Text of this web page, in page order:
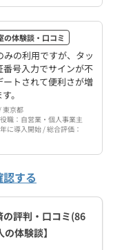
体験談・口コミ
の利用ですが、タッ
号入力でサインが不
トされて便利さが増
。
東京都
職：自営業・個人事業主
に導入開始 / 総合評価：
する
評判・口コミ(86
体験談】